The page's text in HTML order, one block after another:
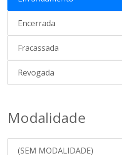
Encerrada
Fracassada
Revogada
Modalidade
(SEM MODALIDADE)